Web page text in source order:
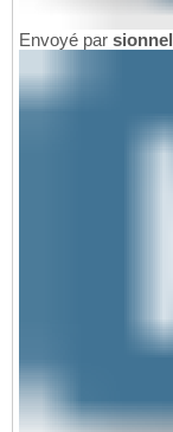
Envoyé par sionnel